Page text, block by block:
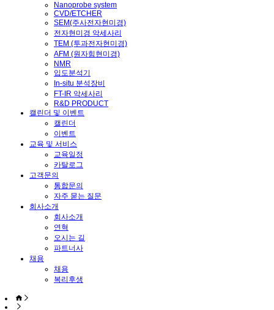
Nanoprobe system
CVD/ETCHER
SEM(주사전자현미경)
전자현미경 악세사리
TEM (투과전자현미경)
AFM (원자힘현미경)
NMR
입도분석기
In-situ 분석장비
FT-IR 악세사리
R&D PRODUCT
캘린더 및 이벤트
캘린더
이벤트
교육 및 서비스
교육일정
카탈로그
고객문의
통합문의
자주 묻는 질문
회사소개
회사소개
연혁
오시는 길
파트너사
채용
채용
복리후생